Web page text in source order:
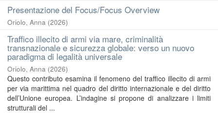
Presentazione del Focus/Focus Overview
Oriolo, Anna (2026)
Traffico illecito di armi via mare, criminalità
transnazionale e sicurezza globale: verso un nuovo
paradigma di legalità universale
Oriolo, Anna (2026)
Questo contributo esamina il fenomeno del traffico illecito di armi
per via marittima nel quadro del diritto internazionale e del diritto
dell’Unione europea. L’indagine si propone di analizzare i limiti
strutturali del ...